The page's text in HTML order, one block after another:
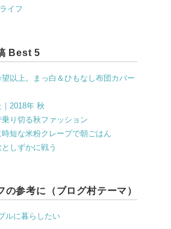
イフ
Best 5
以上。まっ白＆ひもなし布団カバー
2018年 秋
り切る秋ファッション
短な米粉クレープで朝ごはん
しずかに戦う
の参考に（ブログ村テーマ）
ルに暮らしたい